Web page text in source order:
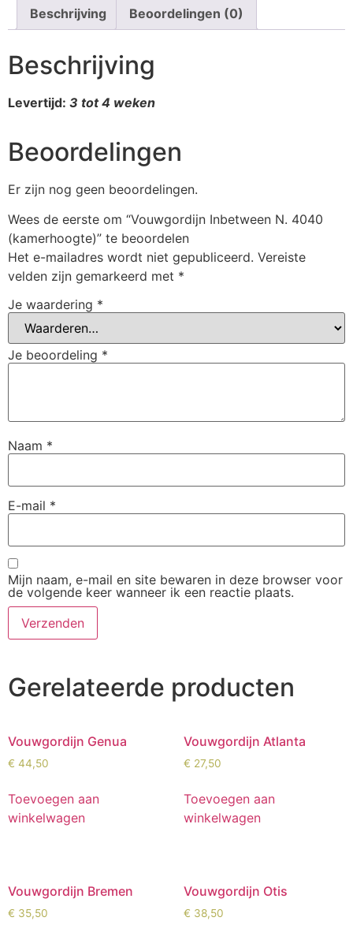
Beschrijving Beoordelingen (0)
Beschrijving
Levertijd: 3 tot 4 weken
Beoordelingen
Er zijn nog geen beoordelingen.
Wees de eerste om “Vouwgordijn Inbetween N. 4040
(kamerhoogte)” te beoordelen
Het e-mailadres wordt niet gepubliceerd. Vereiste
velden zijn gemarkeerd met *
Je waardering *
Je beoordeling *
Naam *
E-mail *
Mijn naam, e-mail en site bewaren in deze browser voor
de volgende keer wanneer ik een reactie plaats.
Gerelateerde producten
Vouwgordijn Genua
€ 44,50
Toevoegen aan
winkelwagen
Vouwgordijn Atlanta
€ 27,50
Toevoegen aan
winkelwagen
Vouwgordijn Bremen
€ 35,50
Vouwgordijn Otis
€ 38,50